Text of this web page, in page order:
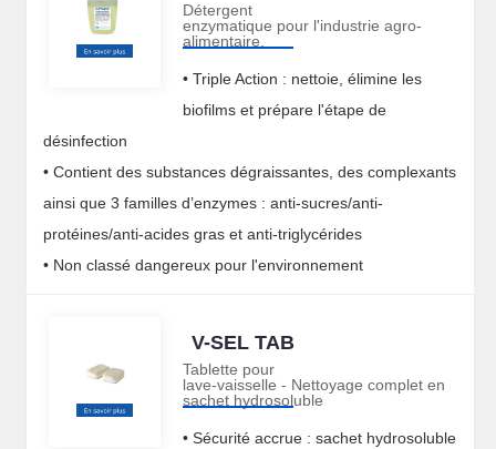
Détergent
enzymatique pour l'industrie agro-
alimentaire.
• Triple Action : nettoie, élimine les
biofilms et prépare l'étape de
désinfection
• Contient des substances dégraissantes, des complexants
ainsi que 3 familles d’enzymes : anti-sucres/anti-
protéines/anti-acides gras et anti-triglycérides
• Non classé dangereux pour l'environnement
V-SEL TAB
Tablette pour
lave-vaisselle - Nettoyage complet en
sachet hydrosoluble
• Sécurité accrue : sachet hydrosoluble